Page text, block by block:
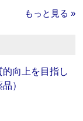
もっと見る »
的向上を目指し
）